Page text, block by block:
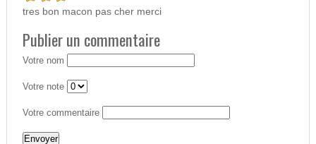
tres bon macon pas cher merci
Publier un commentaire
Votre nom
Votre note
Votre commentaire